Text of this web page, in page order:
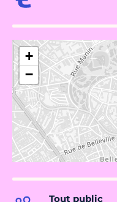
+
−
Tout public